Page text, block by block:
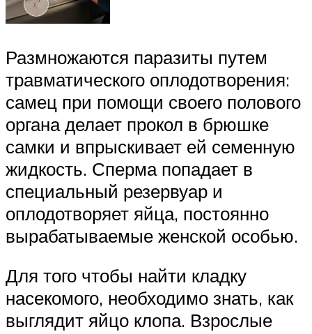
Размножаются паразиты путем
травматического оплодотворения:
самец при помощи своего полового
органа делает прокол в брюшке
самки и впрыскивает ей семенную
жидкость. Сперма попадает в
специальный резервуар и
оплодотворяет яйца, постоянно
вырабатываемые женской особью.
Для того чтобы найти кладку
насекомого, необходимо знать, как
выглядит яйцо клопа. Взрослые